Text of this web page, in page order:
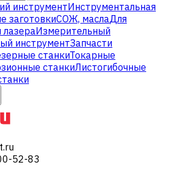
инструментИнструментальная
заготовкиСОЖ, маслаДля
лазераИзмерительный
инструментЗапчасти
станкиТокарные
станкиЛистогибочные
52-83